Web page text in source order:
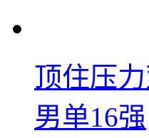
顶住压
男单16强